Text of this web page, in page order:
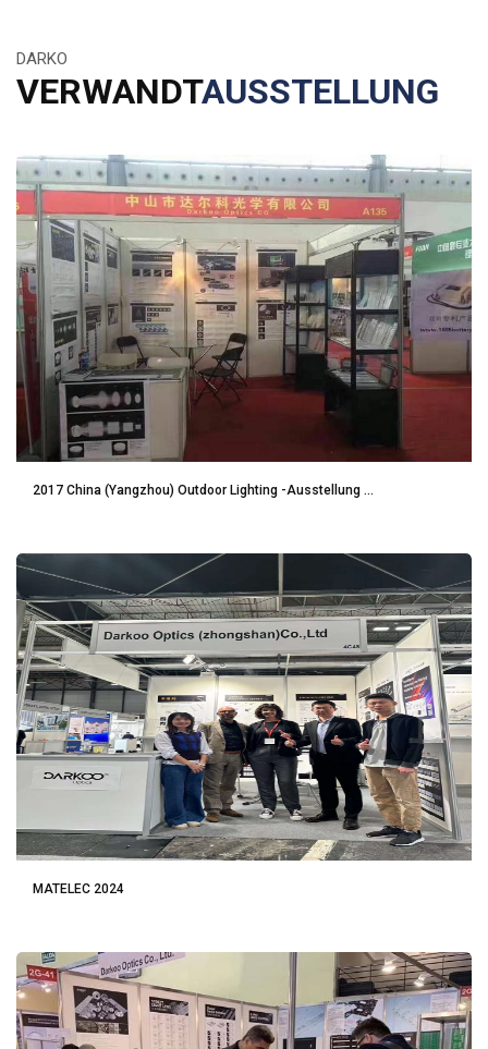
DARKO
VERWANDTAUSSTELLUNG
2017 China (Yangzhou) Outdoor Lighting -Ausstellung ...
MATELEC 2024